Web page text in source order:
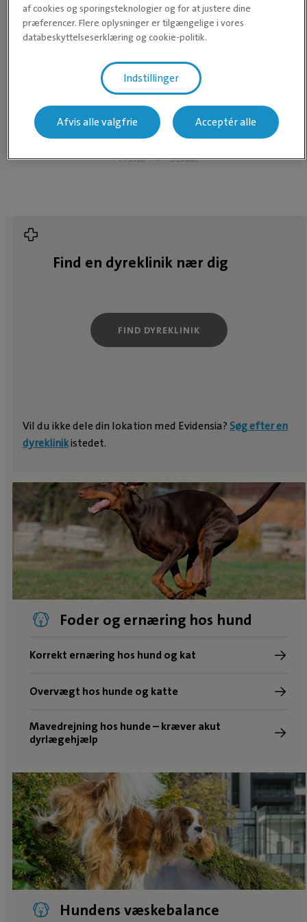
-
Hund Senior
Find en dyreklinik nær dig
FIND DYREKLINIK
Vil du ikke dele din lokation med Evidensia?Søg efter en
dyreklinikistedet.
Foder og ernæring hos hund
Korrekt ernæring hos hund og kat
Overvægt hos hunde og katte
Mavedrejning hos hunde – kræver akut
dyrlægehjælp
Hundens væskebalance
af cookies og sporingsteknologier og for at justere dine
præferencer. Flere oplysninger er tilgængelige i vores
databeskyttelseserklæring og cookie-politik.
Indstillinger
Afvis alle valgfrie Acceptér alle